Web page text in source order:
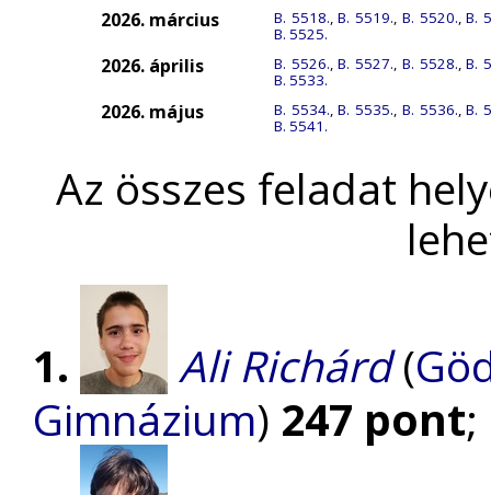
2026. március B. 5518.,B. 5519., B. 5520.,B.
B. 5525.
2026. április B. 5526.,B. 5527., B. 5528.,B.
B. 5533.
2026. május B. 5534.,B. 5535., B. 5536.,B.
B. 5541.
Az összes feladat
1. Ali Richárd(
Gimnázium) 247 pont;